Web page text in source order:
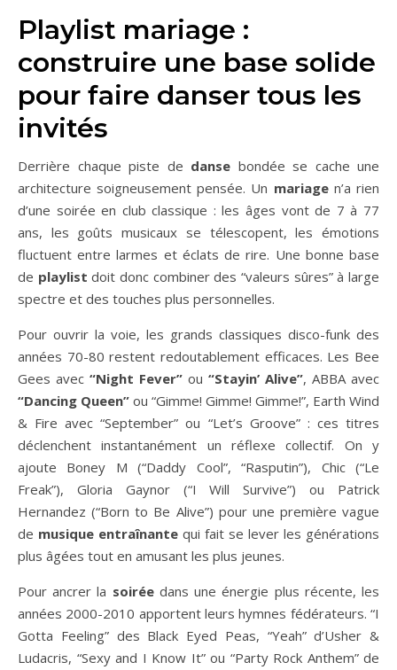
Playlist mariage :
construire une base solide
pour faire danser tous les
invités
Derrière chaque piste de danse bondée se cache une
architecture soigneusement pensée. Un mariagen’a rien
d’une soirée en club classique : les âges vont de 7 à 77
ans, les goûts musicaux se télescopent, les émotions
fluctuent entre larmes et éclats de rire. Une bonne base
de playlist doit donc combiner des “valeurs sûres” à large
spectre et des touches plus personnelles.
Pour ouvrir la voie, les grands classiques disco-funk des
années 70-80 restent redoutablement efficaces. Les Bee
Gees avec “Night Fever” ou “Stayin’ Alive”, ABBA avec
“Dancing Queen” ou “Gimme! Gimme! Gimme!”, Earth Wind
& Fire avec “September” ou “Let’s Groove” : ces titres
déclenchent instantanément un réflexe collectif. On y
ajoute Boney M (“Daddy Cool”, “Rasputin”), Chic (“Le
Freak”), Gloria Gaynor (“I Will Survive”) ou Patrick
Hernandez (“Born to Be Alive”) pour une première vague
de musique entraînante qui fait se lever les générations
plus âgées tout en amusant les plus jeunes.
Pour ancrer la soiréedans une énergie plus récente, les
années 2000-2010 apportent leurs hymnes fédérateurs. “I
Gotta Feeling” des Black Eyed Peas, “Yeah” d’Usher &
Ludacris, “Sexy and I Know It” ou “Party Rock Anthem” de